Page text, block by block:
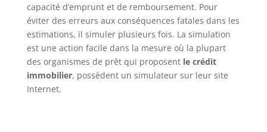
capacité d’emprunt et de remboursement. Pour
éviter des erreurs aux conséquences fatales dans les
estimations, il simuler plusieurs fois. La simulation
est une action facile dans la mesure où la plupart
des organismes de prêt qui proposent le crédit
immobilier, possèdent un simulateur sur leur site
Internet.